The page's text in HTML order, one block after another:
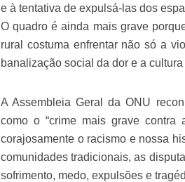
e à tentativa de expulsá-las dos
O quadro é ainda mais grave
rural costuma enfrentar não só a
banalização social da dor e a
A Assembleia Geral da ONU
como o “crime mais grave contra
corajosamente o racismo e nossa
comunidades tradicionais, as
sofrimento, medo, expulsões e